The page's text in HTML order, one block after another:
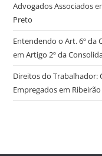
Advogados Associados
Preto
Entendendo o Art. 6º da
emArtigo 2º da
Direitos do Trabalhador:
Empregados em